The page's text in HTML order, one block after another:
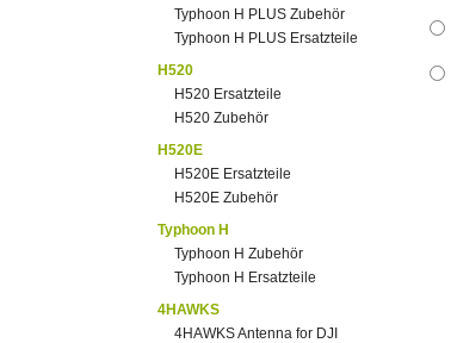
Typhoon H PLUS Zubehör
Typhoon H PLUS Ersatzteile
H520
H520 Ersatzteile
H520 Zubehör
H520E
H520E Ersatzteile
H520E Zubehör
Typhoon H
Typhoon H Zubehör
Typhoon H Ersatzteile
4HAWKS
4HAWKS Antenna for DJI